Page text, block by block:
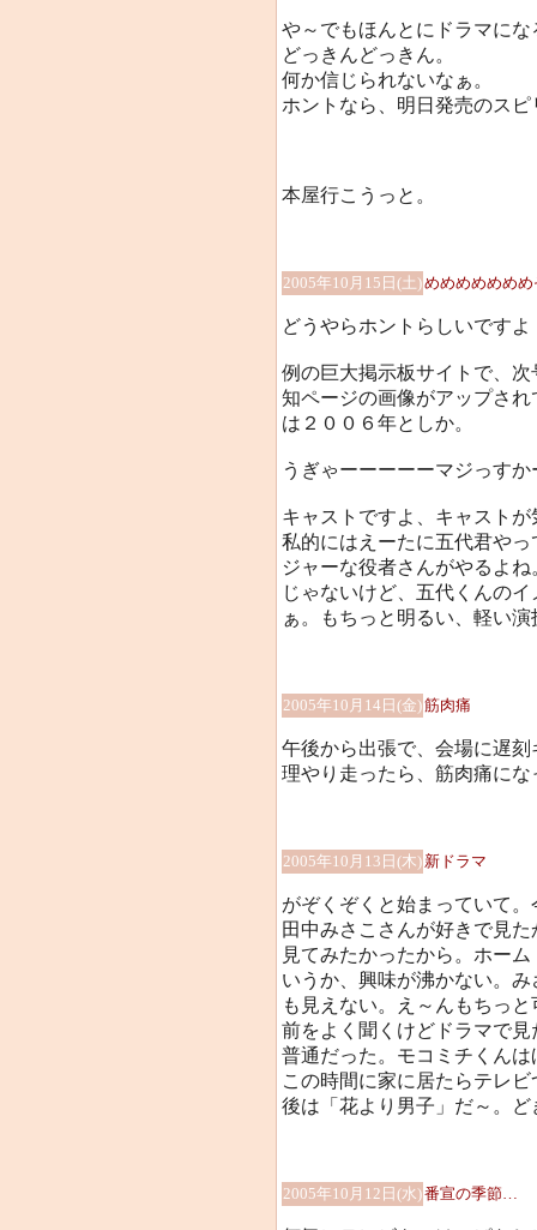
や～でもほんとにドラマに
どっきんどっきん。
何か信じられないなぁ。
ホントなら、明日発売のス
本屋行こうっと。
2005年10月15日(土)めめめめめめ
どうやらホントらしいです
例の巨大掲示板サイトで、
知ページの画像がアップさ
は２００６年としか。
うぎゃーーーーーマジっす
キャストですよ、キャスト
私的にはえーたに五代君や
ジャーな役者さんがやるよ
じゃないけど、五代くんの
ぁ。もちっと明るい、軽い
2005年10月14日(金)筋肉痛
午後から出張で、会場に遅
理やり走ったら、筋肉痛に
2005年10月13日(木) 新ドラマ
がぞくぞくと始まっていて
田中みさこさんが好きで見
見てみたかったから。ホー
いうか、興味が沸かない。
も見えない。え～んもちっ
前をよく聞くけどドラマで
普通だった。モコミチくん
この時間に家に居たらテレ
後は「花より男子」だ～。ど
2005年10月12日(水)番宣の季節…